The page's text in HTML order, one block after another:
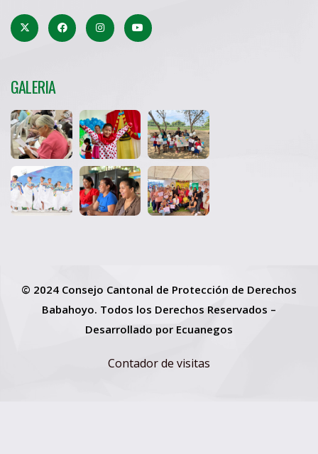
GALERIA
© 2024 Consejo Cantonal de Protección de Derechos
Babahoyo. Todos los Derechos Reservados –
Desarrollado por Ecuanegos
Contador de visitas